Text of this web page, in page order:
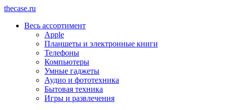
thecase.ru
Весь ассортимент
Apple
Планшеты и электронные книги
Телефоны
Компьютеры
Умные гаджеты
Аудио и фототехника
Бытовая техника
Игры и развлечения